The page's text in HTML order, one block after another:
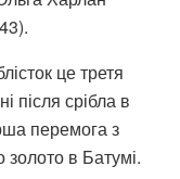
це третя
після срібла в
перемога з
золото в Батумі.